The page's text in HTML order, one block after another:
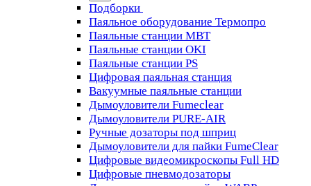
Подборки
Паяльное оборудование Термопро
Паяльные станции MBT
Паяльные станции OKI
Паяльные станции PS
Цифровая паяльная станция
Вакуумные паяльные станции
Дымоуловители Fumeclear
Дымоуловители PURE-AIR
Ручные дозаторы под шприц
Дымоуловители для пайки FumeClear
Цифровые видеомикроскопы Full HD
Цифровые пневмодозаторы